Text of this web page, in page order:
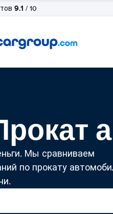
9.1 / 10
Мы сравниваем
по прокату